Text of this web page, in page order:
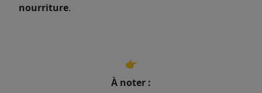
nourriture.
👉
À noter :